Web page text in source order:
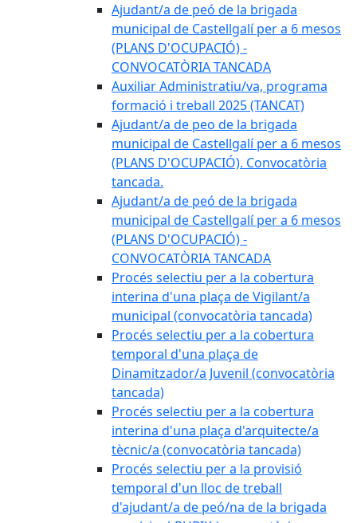
Ajudant/a de peó de la brigada
municipal de Castellgalí per a 6 mesos
(PLANS D'OCUPACIÓ) -
CONVOCATÒRIA TANCADA
Auxiliar Administratiu/va, programa
formació i treball 2025 (TANCAT)
Ajudant/a de peo de la brigada
municipal de Castellgalí per a 6 mesos
(PLANS D'OCUPACIÓ). Convocatòria
tancada.
Ajudant/a de peó de la brigada
municipal de Castellgalí per a 6 mesos
(PLANS D'OCUPACIÓ) -
CONVOCATÒRIA TANCADA
Procés selectiu per a la cobertura
interina d'una plaça de Vigilant/a
municipal (convocatòria tancada)
Procés selectiu per a la cobertura
temporal d'una plaça de
Dinamitzador/a Juvenil (convocatòria
tancada)
Procés selectiu per a la cobertura
interina d'una plaça d'arquitecte/a
tècnic/a (convocatòria tancada)
Procés selectiu per a la provisió
temporal d'un lloc de treball
d'ajudant/a de peó/na de la brigada